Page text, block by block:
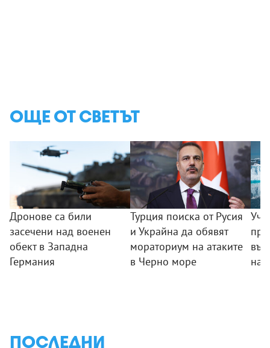
ОЩЕ ОТ СВЕТЪТ
Дронове са били
засечени над военен
обект в Западна
Германия
Турция поиска от Русия
и Украйна да обявят
мораториум на атаките
в Черно море
на
ПОСЛЕДНИ